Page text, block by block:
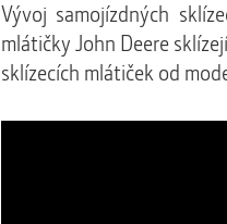
Vývoj samojízdných
mlátičky John Deere
sklízecích mlátiček od